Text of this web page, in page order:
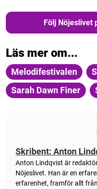
Följ Nöjeslivet
Läs mer om...
Melodifestivalen
Sarah Dawn Finer
Skribent: Anton
Anton Lindqvist är
Nöjeslivet. Han är en
erfarenhet, framför allt